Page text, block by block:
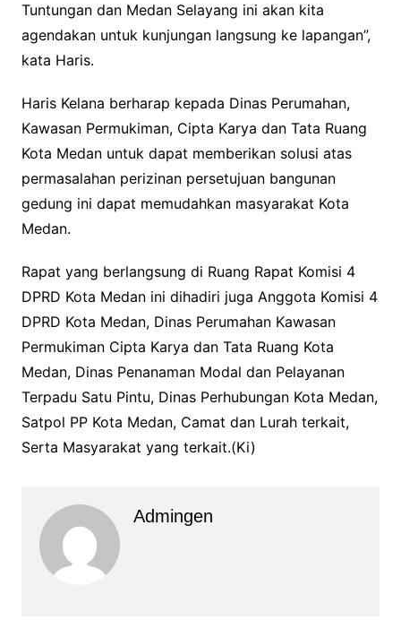
Tuntungan dan Medan Selayang ini akan kita
agendakan untuk kunjungan langsung ke lapangan”,
kata Haris.
Haris Kelana berharap kepada Dinas Perumahan,
Kawasan Permukiman, Cipta Karya dan Tata Ruang
Kota Medan untuk dapat memberikan solusi atas
permasalahan perizinan persetujuan bangunan
gedung ini dapat memudahkan masyarakat Kota
Medan.
Rapat yang berlangsung di Ruang Rapat Komisi 4
DPRD Kota Medan ini dihadiri juga Anggota Komisi 4
DPRD Kota Medan, Dinas Perumahan Kawasan
Permukiman Cipta Karya dan Tata Ruang Kota
Medan, Dinas Penanaman Modal dan Pelayanan
Terpadu Satu Pintu, Dinas Perhubungan Kota Medan,
Satpol PP Kota Medan, Camat dan Lurah terkait,
Serta Masyarakat yang terkait.(Ki)
Admingen